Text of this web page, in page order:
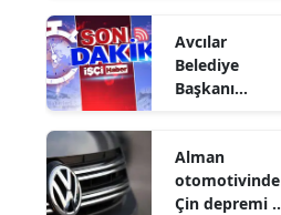
Avcılar
Belediye
Başkanı
tahliye kararı
verildi
Alman
otomotivinde
Çin depremi :